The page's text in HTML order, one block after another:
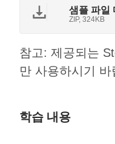
샘플 파일
ZIP, 324KB
참고: 제공되는
만 사용하시기 바
학습 내용